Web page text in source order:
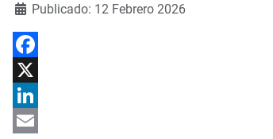
DetallesPublicado: 12 Febrero 2026
Facebook
X
LinkedIn